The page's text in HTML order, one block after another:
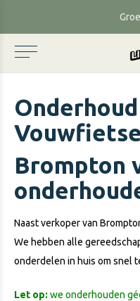
Brompton
Naast verkoper van
We hebben alle
onderdelen in huis om snel
Let op: we onderhouden